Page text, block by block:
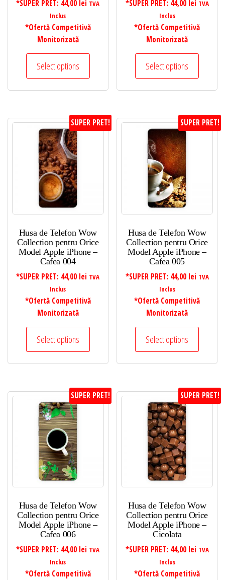
*SUPER PRET: 44,00 lei TVA
Inclus
*Ofertă Competitivă
Monitorizată
Select options
*SUPER PRET: 44,00 lei TVA
Inclus
*Ofertă Competitivă
Monitorizată
Select options
SUPER PRET!
Husa de Telefon Wow
Collection pentru Orice
Model Apple iPhone –
Cafea 004
*SUPER PRET: 44,00 lei TVA
Inclus
*Ofertă Competitivă
Monitorizată
Select options
SUPER PRET!
Husa de Telefon Wow
Collection pentru Orice
Model Apple iPhone –
Cafea 005
*SUPER PRET: 44,00 lei TVA
Inclus
*Ofertă Competitivă
Monitorizată
Select options
SUPER PRET!
Husa de Telefon Wow
Collection pentru Orice
Model Apple iPhone –
Cafea 006
*SUPER PRET: 44,00 lei TVA
Inclus
*Ofertă Competitivă
SUPER PRET!
Husa de Telefon Wow
Collection pentru Orice
Model Apple iPhone –
Cicolata
*SUPER PRET: 44,00 lei TVA
Inclus
*Ofertă Competitivă